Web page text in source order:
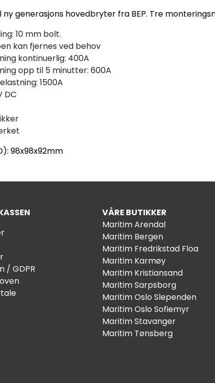
ny generasjons hovedbryter fra BEP. Tre
10 mm bolt.
kan fjernes ved behov
kontinuerlig: 400A
opp til 5 minutter: 600A
1500A
DC
98x98x92mm
/ GDPR
VÅRE BUTIKKER
Maritim Arendal
Maritim Bergen
Maritim Fredrikstad Floa
Maritim Karmøy
Maritim Kristiansand
Maritim Sarpsborg
Maritim Oslo Slependen
Maritim Oslo Sofiemyr
Maritim Stavanger
Maritim Tønsberg